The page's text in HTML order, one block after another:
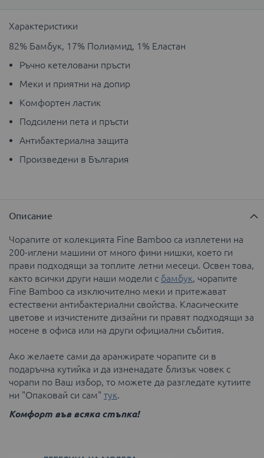
Характеристики
82% Бамбук, 17% Полиамид, 1% Еластан
Ръчно кетеловани пръсти
Меки и приятни на допир
Комфортен ластик
Подсилени пета и пръсти
Антибактериална защита
Произведени в България
Описание
Чорапите от колекцията Fine Bamboo са изплетени на
200-иглени машини от много фини нишки, което ги
прави подходящи за топлите летни месеци. Освен това,
както всички други наши модели с бамбук, чорапите
Fine Bamboo са изключително меки и притежават
естествени антибактериални свойства. Класическите
цветове и изчистените дизайни ги правят подходящи за
носене в офиса или на други официални събития.
Ако желаете сами да аранжирате чорапите си в
подаръчна кутийка и да изненадате близък човек с
чорапи по Ваш избор, то можете да разгледате кутиите
ни "Опаковай си сам" тук.
Комфорт във всяка стъпка!